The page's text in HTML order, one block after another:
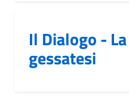
Il Dialogo -
gessatesi